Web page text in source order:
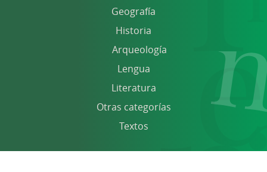
Geografía
Historia
Arqueología
Lengua
Literatura
Otras categorías
Textos